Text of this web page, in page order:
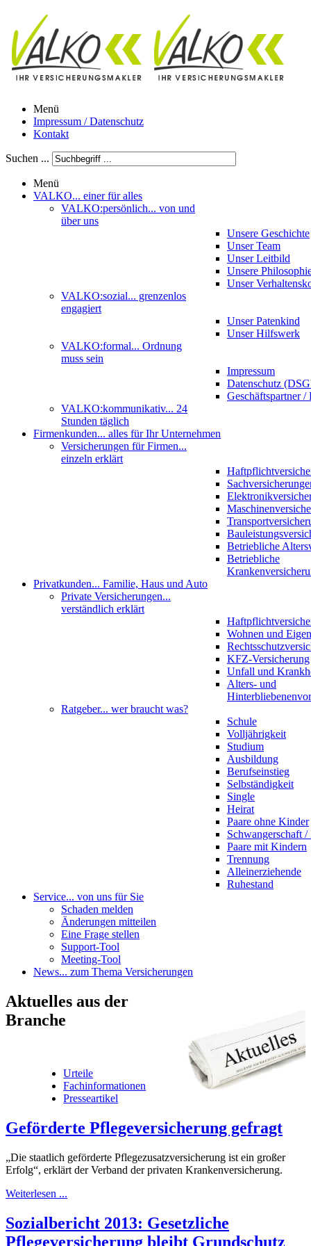
Menü
Impressum / Datenschutz
Kontakt
Suchen ...
Menü
VALKO... einer für alles
VALKO:persönlich... von und
über uns
Unsere Geschichte
Unser Team
Unser Leitbild
Unsere
Unser
VALKO:sozial... grenzenlos
engagiert
Unser Patenkind
Unser Hilfswerk
VALKO:formal... Ordnung
muss sein
Impressum
Datenschutz
Geschäftspartner /
VALKO:kommunikativ... 24
Stunden täglich
Firmenkunden... alles für Ihr Unternehmen
Versicherungen für Firmen...
einzeln erklärt
Betriebliche
Betriebliche
Privatkunden... Familie, Haus und Auto
Private Versicherungen...
verständlich erklärt
Wohnen und
KFZ-Versicherung
Unfall und
Alters- und
Ratgeber... wer braucht was?
Schule
Volljährigkeit
Studium
Ausbildung
Berufseinstieg
Selbständigkeit
Single
Heirat
Paare ohne Kinder
Schwangerschaft
Paare mit Kindern
Trennung
Alleinerziehende
Ruhestand
Service... von uns für Sie
Schaden melden
Änderungen mitteilen
Eine Frage stellen
Support-Tool
Meeting-Tool
News... zum Thema Versicherungen
Aktuelles aus der
Branche
Urteile
Fachinformationen
Presseartikel
Geförderte Pflegeversicherung gefragt
„Die staatlich geförderte Pflegezusatzversicherung ist ein großer
Erfolg“, erklärt der Verband der privaten Krankenversicherung.
Weiterlesen ...
Sozialbericht 2013: Gesetzliche
Pflegeversicherung bleibt Grundschutz